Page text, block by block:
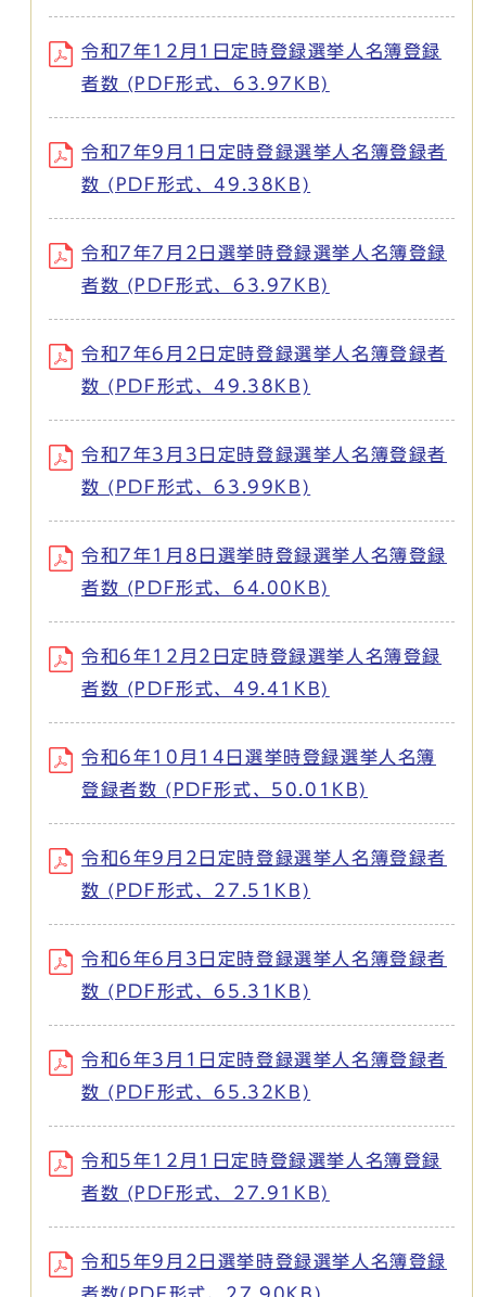
令和7年12月1日定時登録選挙人名簿登録
者数 (PDF形式、63.97KB)
令和7年9月1日定時登録選挙人名簿登録者
数 (PDF形式、49.38KB)
令和7年7月2日選挙時登録選挙人名簿登録
者数 (PDF形式、63.97KB)
令和7年6月2日定時登録選挙人名簿登録者
数 (PDF形式、49.38KB)
令和7年3月3日定時登録選挙人名簿登録者
数 (PDF形式、63.99KB)
令和7年1月8日選挙時登録選挙人名簿登録
者数 (PDF形式、64.00KB)
令和6年12月2日定時登録選挙人名簿登録
者数 (PDF形式、49.41KB)
令和6年10月14日選挙時登録選挙人名簿
登録者数 (PDF形式、50.01KB)
令和6年9月2日定時登録選挙人名簿登録者
数 (PDF形式、27.51KB)
令和6年6月3日定時登録選挙人名簿登録者
数 (PDF形式、65.31KB)
令和6年3月1日定時登録選挙人名簿登録者
数 (PDF形式、65.32KB)
令和5年12月1日定時登録選挙人名簿登録
者数 (PDF形式、27.91KB)
令和5年9月2日選挙時登録選挙人名簿登録
者数(PDF形式、27.90KB)